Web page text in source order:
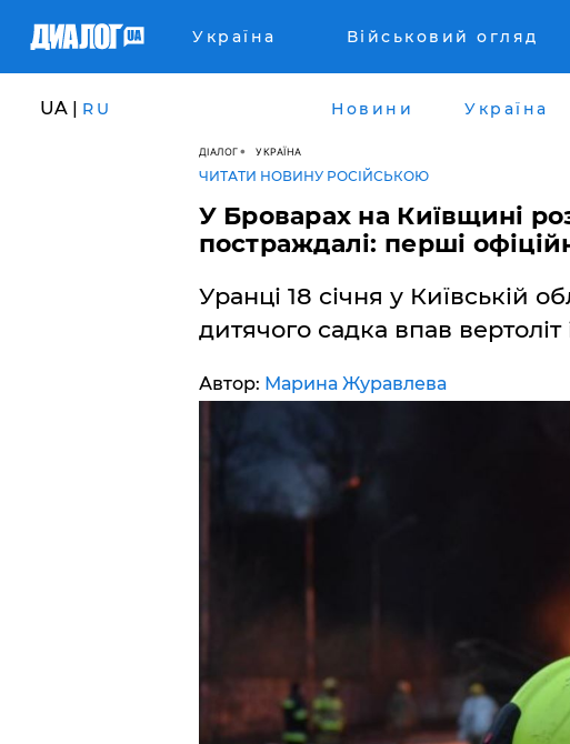
Україна Військовий огляд
UA | RU Новини Україна
ДІАЛОГ УКРАЇНА
ЧИТАТИ НОВИНУ РОСІЙСЬКОЮ
У Броварах на Київщині
постраждалі: перші
Уранці 18 січня у Київській
дитячого садка впав
Автор: Марина Журавлева